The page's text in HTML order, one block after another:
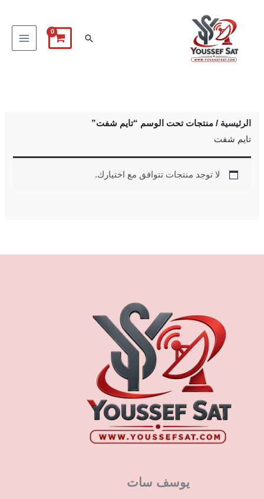
البحث
الرئيسية / منتجات تحت الوسم “تايم شفت”
تايم شفت
لا توجد منتجات تتوافق مع اختيارك.
يوسف سات